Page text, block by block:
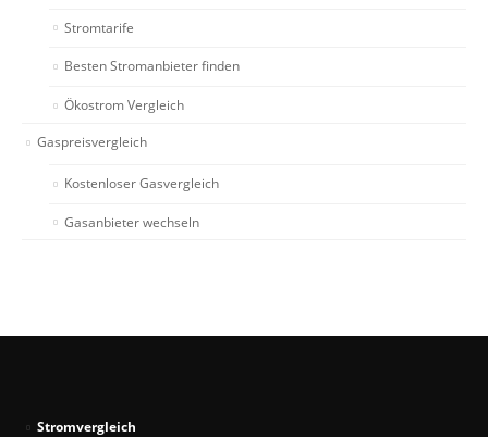
Stromtarife
Besten Stromanbieter finden
Ökostrom Vergleich
Gaspreisvergleich
Kostenloser Gasvergleich
Gasanbieter wechseln
Stromvergleich